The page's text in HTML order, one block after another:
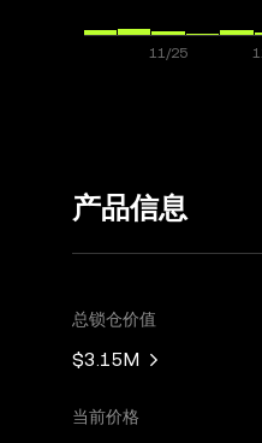
产品信息
总锁仓价值
$3.15M
当前价格